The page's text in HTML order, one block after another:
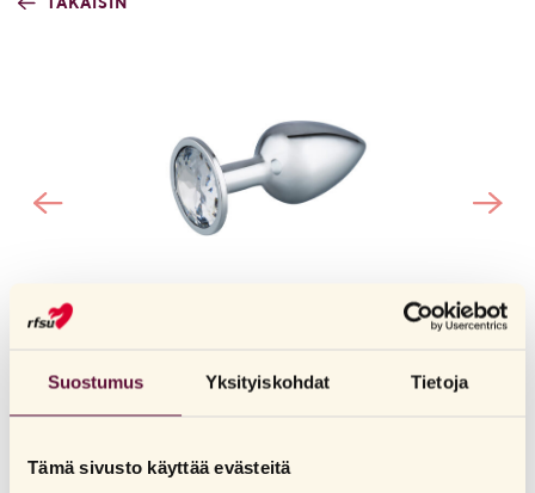
Suostumus Yksityiskohdat Tietoja
Tämä sivusto käyttää evästeitä
TAKAISIN
RFSUShiny Dream